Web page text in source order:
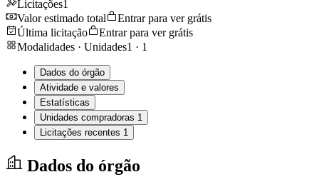
Licitações1
Valor estimado total
Entrar para ver grátis
Última licitação
Entrar para ver grátis
Modalidades · Unidades1 · 1
Dados do órgão
Atividade e valores
Estatísticas
Unidades compradoras 1
Licitações recentes 1
Dados do órgão